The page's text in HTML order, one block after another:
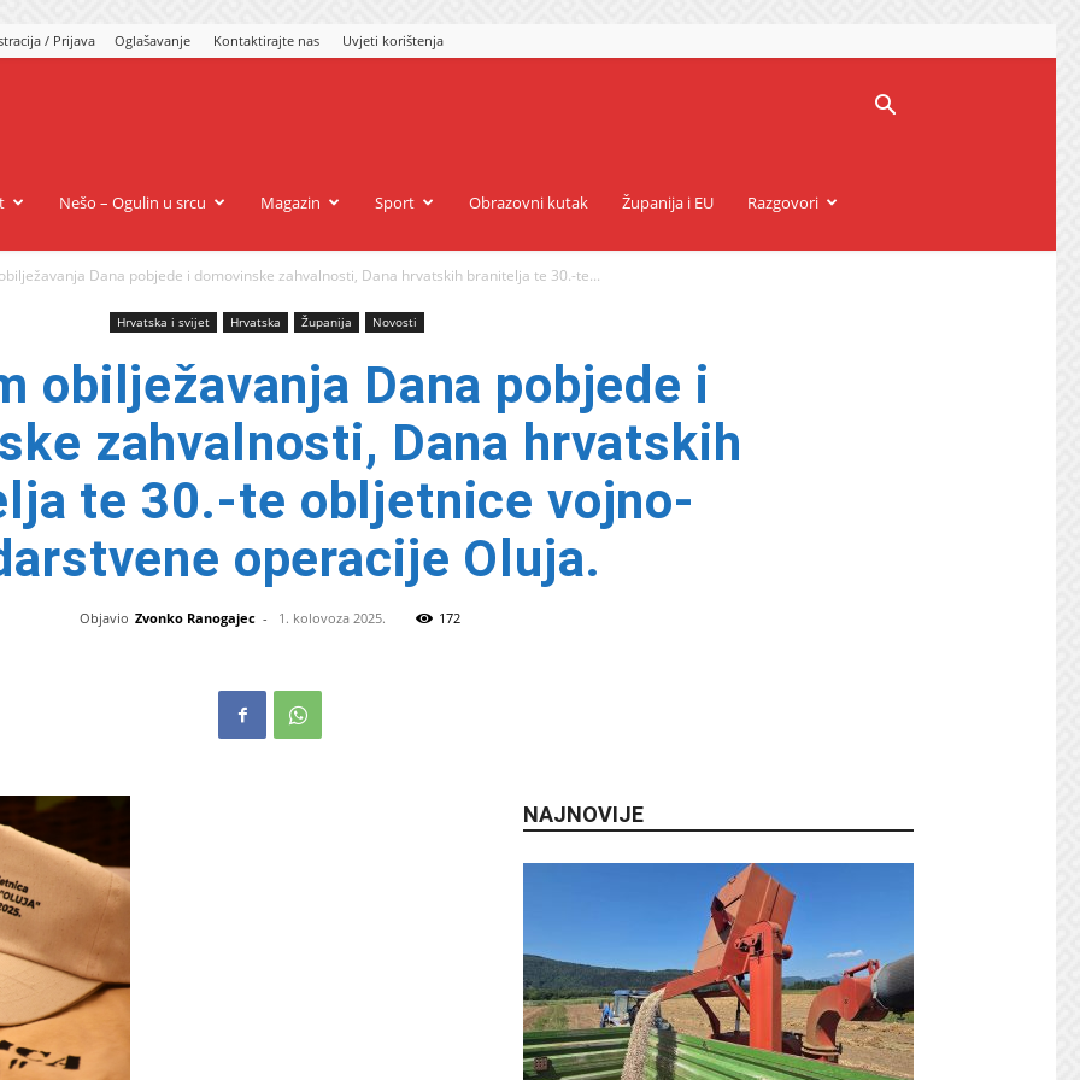
/ Prijava Oglašavanje Kontaktirajte nas Uvjeti korištenja
Nešo – Ogulin u srcu Magazin Sport Obrazovni kutak Županija i EU Razgovori
Dana pobjede i domovinske zahvalnosti, Dana hrvatskih branitelja te 30.-te...
Hrvatska i svijet Hrvatska Županija Novosti
obilježavanja Dana pobjede i
zahvalnosti, Dana hrvatskih
te 30.-te obljetnice vojno-
operacije Oluja.
Objavio Zvonko Ranogajec - 1. kolovoza 2025. 172
NAJNOVIJE